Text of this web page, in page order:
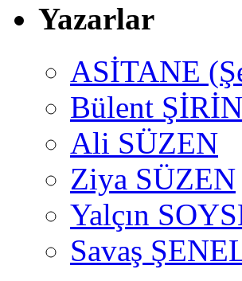
Yazarlar
ASİTANE
Bülent ŞİRİN
Ali SÜZEN
Ziya SÜZEN
Yalçın
Savaş